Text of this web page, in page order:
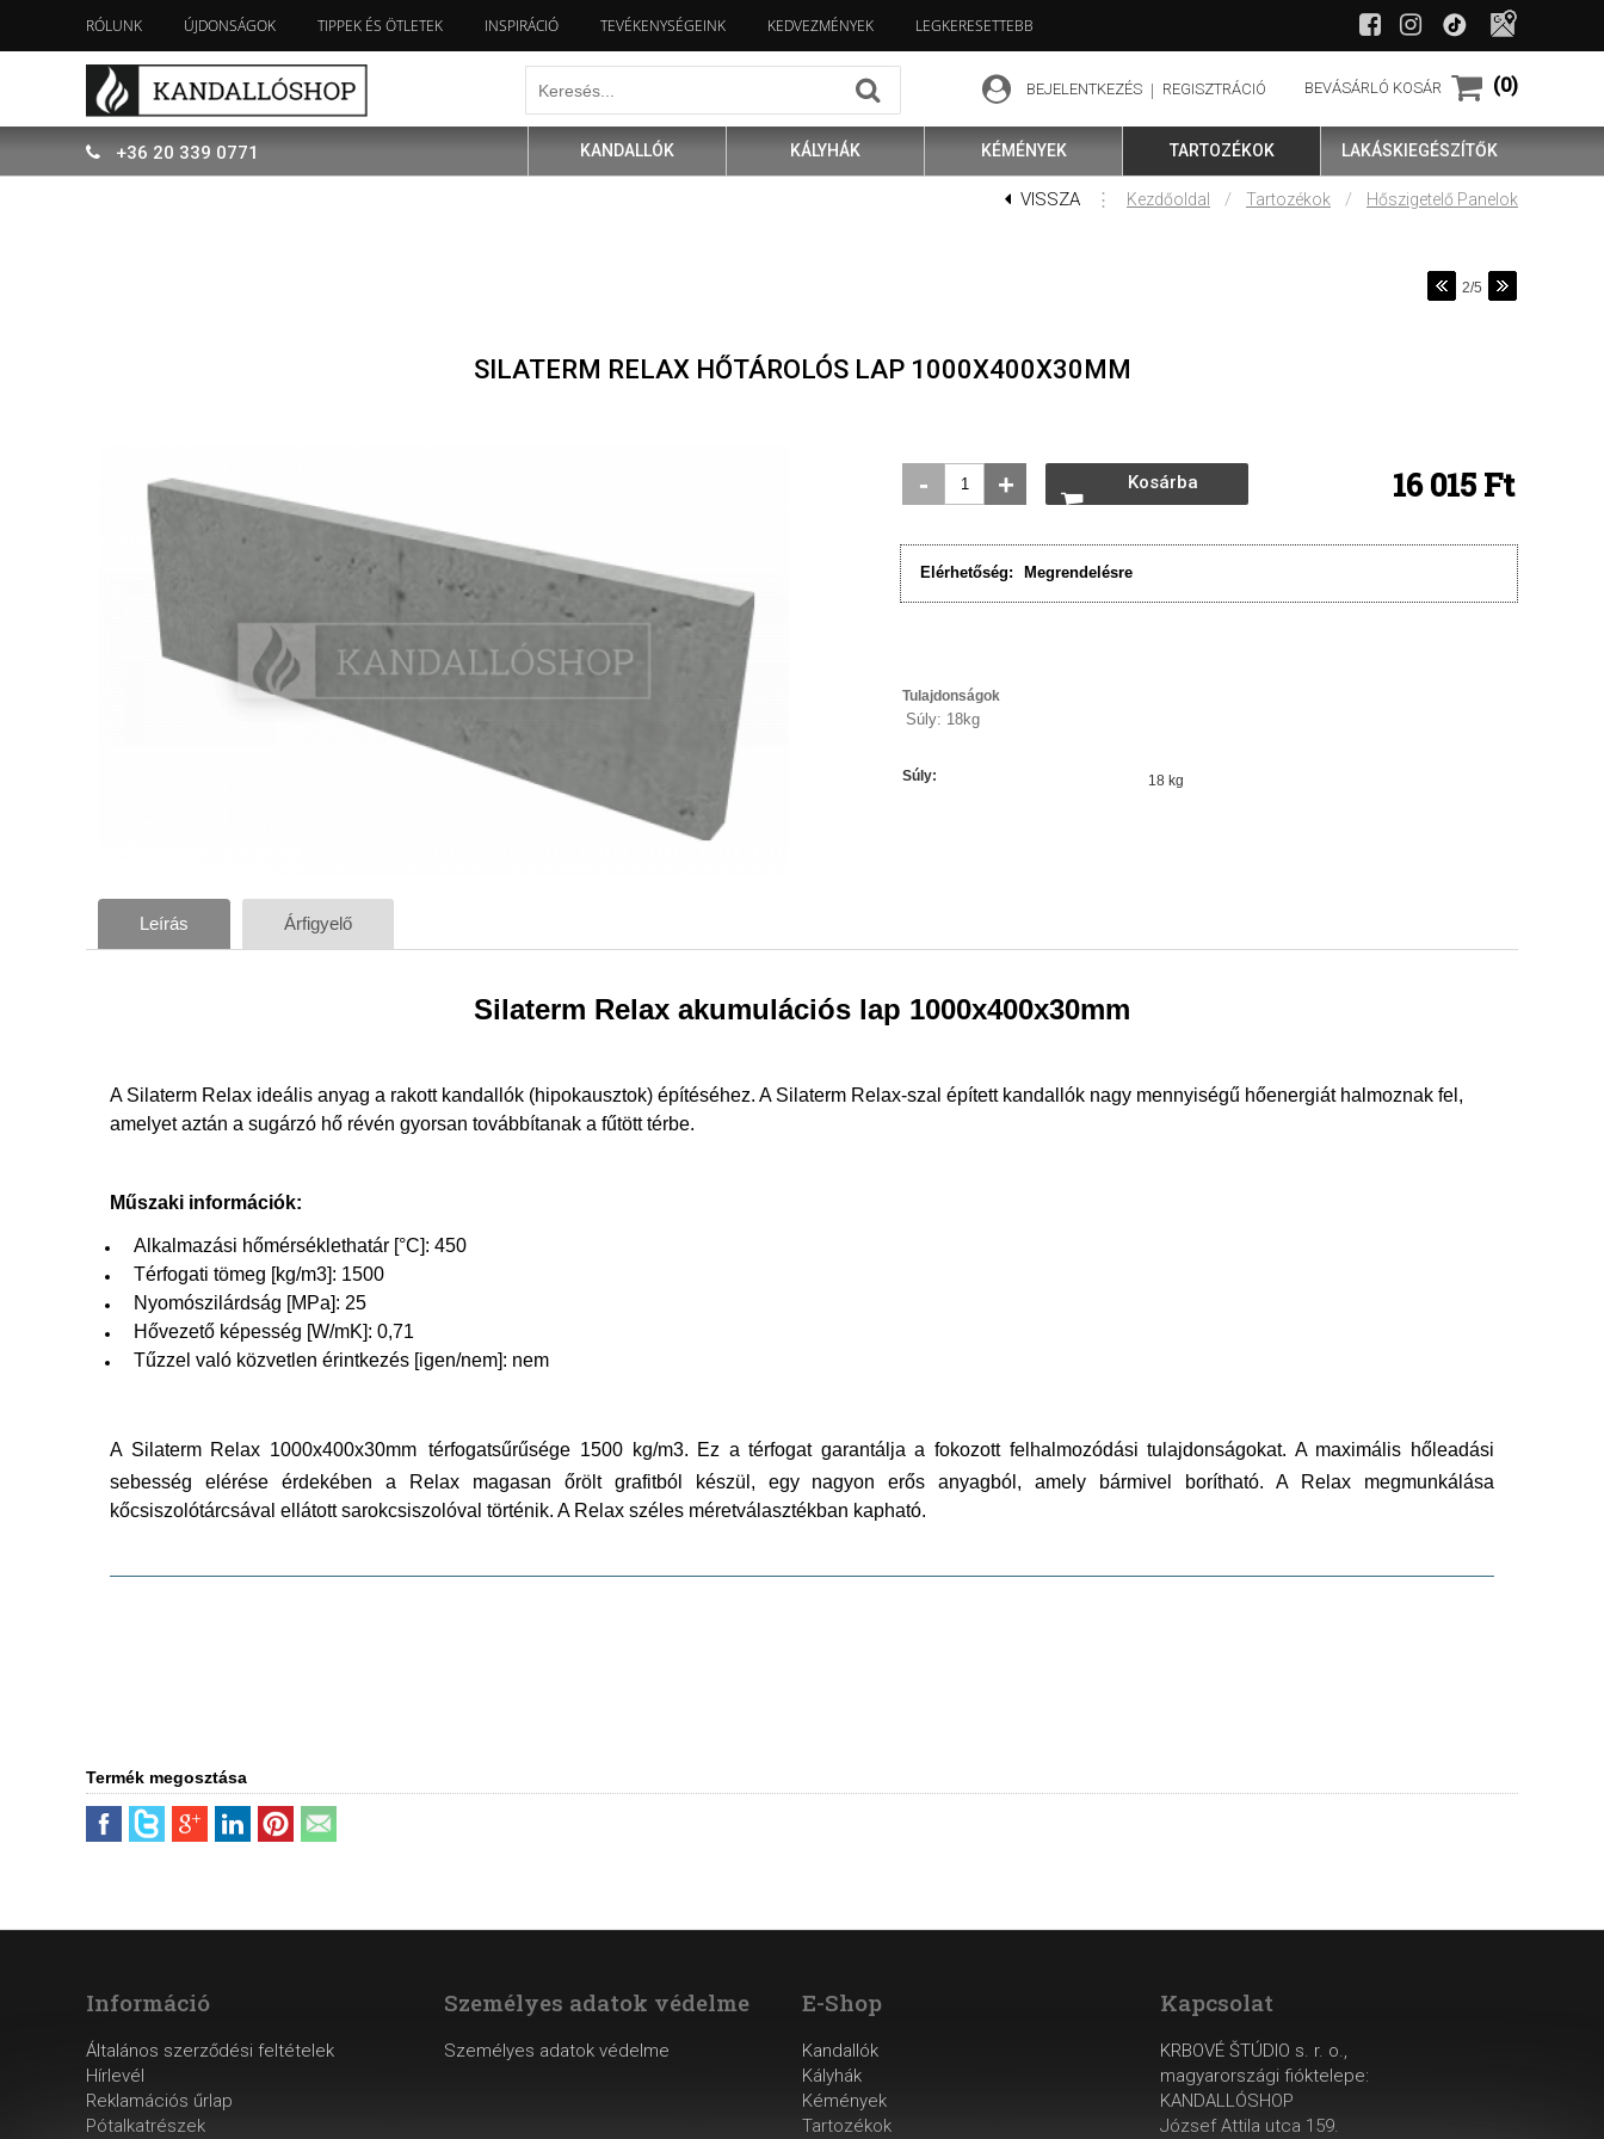
RÓLUNK ÚJDONSÁGOK TIPPEK ÉS ÖTLETEK INSPIRÁCIÓ TEVÉKENYSÉGEINK KEDVEZMÉNYEK LEGKERESETTEBB
KANDALLÓK KÁLYHÁK KÉMÉNYEK TARTOZÉKOK LAKÁSKIEGÉSZÍTŐK
BEJELENTKEZÉS REGISZTRÁCIÓ
+36 20 339 0771
BEVÁSÁRLÓ KOSÁR (0)
VISSZA ⋮ Kezdőoldal / Tartozékok / Hőszigetelő Panelok
2/5
SILATERM RELAX HŐTÁROLÓS LAP 1000X400X30MM
- +
Kosárba
16 015 Ft
Elérhetőség: Megrendelésre
Tulajdonságok
Súly: 18kg
Súly: 18 kg
Leírás Árfigyelő
Silaterm Relax akumulációs lap 1000x400x30mm
A Silaterm Relax ideális anyag a rakott kandallók (hipokausztok) építéséhez. A Silaterm Relax-szal épített kandallók nagy mennyiségű hőenergiát halmoznak fel,
amelyet aztán a sugárzó hő révén gyorsan továbbítanak a fűtött térbe.
Műszaki információk:
Alkalmazási hőmérséklethatár [°C]: 450
Térfogati tömeg [kg/m3]: 1500
Nyomószilárdság [MPa]: 25
Hővezető képesség [W/mK]: 0,71
Tűzzel való közvetlen érintkezés [igen/nem]: nem
A Silaterm Relax 1000x400x30mm
térfogatsűrűsége 1500 kg/m3. Ez a térfogat garantálja a fokozott felhalmozódási tulajdonságokat. A maximális hőleadási
sebesség elérése érdekében a Relax magasan őrölt grafitból készül, egy nagyon erős anyagból, amely bármivel borítható. A Relax megmunkálása
kőcsiszolótárcsával ellátott sarokcsiszolóval történik. A Relax széles méretválasztékban kapható.
Termék megosztása
Információ
Általános szerződési feltételek
Hírlevél
Reklamációs űrlap
Pótalkatrészek
Személyes adatok védelme
Személyes adatok védelme
E-Shop
Kandallók
Kályhák
Kémények
Tartozékok
Kapcsolat
KRBOVÉ ŠTÚDIO s. r. o.,
magyarországi fióktelepe:
KANDALLÓSHOP
József Attila utca 159.